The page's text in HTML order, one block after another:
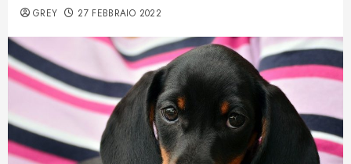
GREY 27 FEBBRAIO 2022